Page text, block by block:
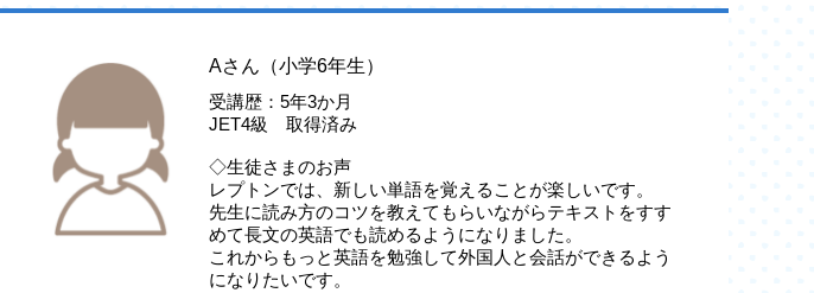
Aさん（小学6年生）
受講歴：5年3か月
JET4級 取得済み
◇生徒さまのお声
レプトンでは、新しい単語を覚えることが楽しいです。
先生に読み方のコツを教えてもらいながらテキストをすす
めて長文の英語でも読めるようになりました。
これからもっと英語を勉強して外国人と会話ができるよう
になりたいです。